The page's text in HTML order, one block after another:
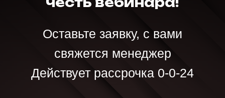
свяжется менеджер
Записаться